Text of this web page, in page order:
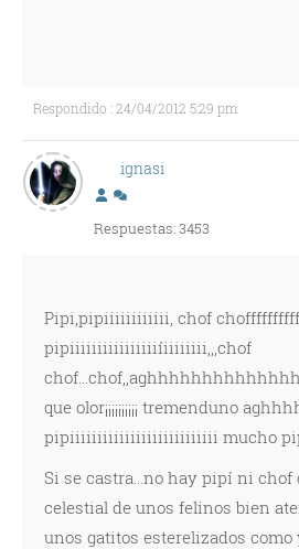
Respondido : 24/04/2012 5:29 pm
ignasi
Respuestas: 3453
Pipi,pipiiiiiiiiiiii, chof
pipiiiiiiiiiiiiiiiiíiiiiiiii,,,chof
que olor¡¡¡¡¡¡¡¡¡¡ tremenduno
pipiiiiiiiiiiiiiiiiiiiiiiiiiii mucho
Si se castra...no hay pipí ni chof
celestial de unos felinos bien
unos gatitos esterelizados como